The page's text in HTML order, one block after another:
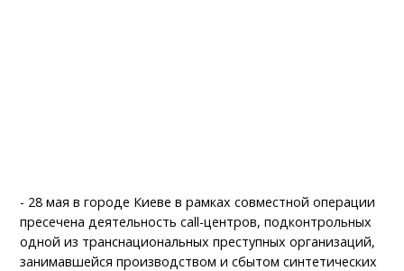
- 28 мая в городе Киеве в рамках совместной операции
пресечена деятельность call-центров, подконтрольных
одной из транснациональных преступных организаций,
занимавшейся производством и сбытом синтетических